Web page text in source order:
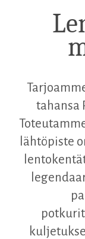
tahansa
lähtöpiste